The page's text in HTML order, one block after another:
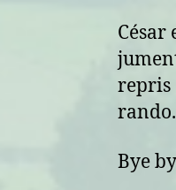
César
repris
rando.
Bye